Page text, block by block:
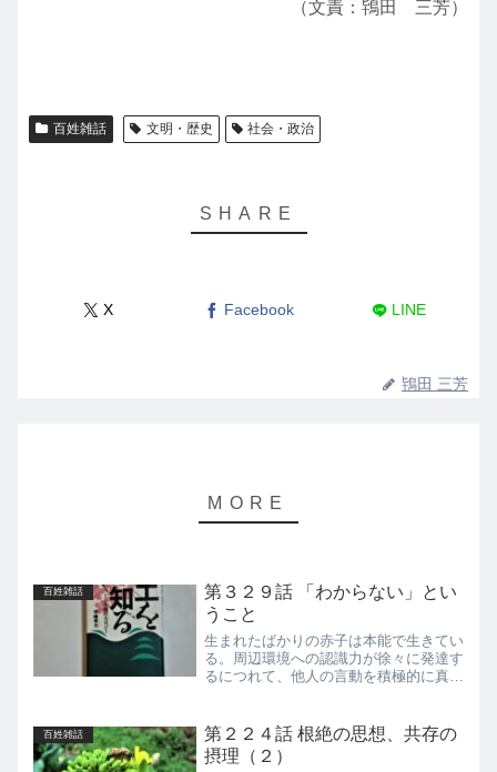
（文責：鴇田 三芳）
百姓雑話 文明・歴史 社会・政治
X Facebook LINE
鴇田 三芳
百姓雑話
第３２９話 「わからない」とい
うこと
生まれたばかりの赤子は本能で生きてい
る。周辺環境への認識力が徐々に発達す
るにつれて、他人の言動を積極的に真似
わからないことだらけで、「どうし
て？」と問うことにためらわな...
百姓雑話
第２２４話 根絶の思想、共存の
摂理（２）